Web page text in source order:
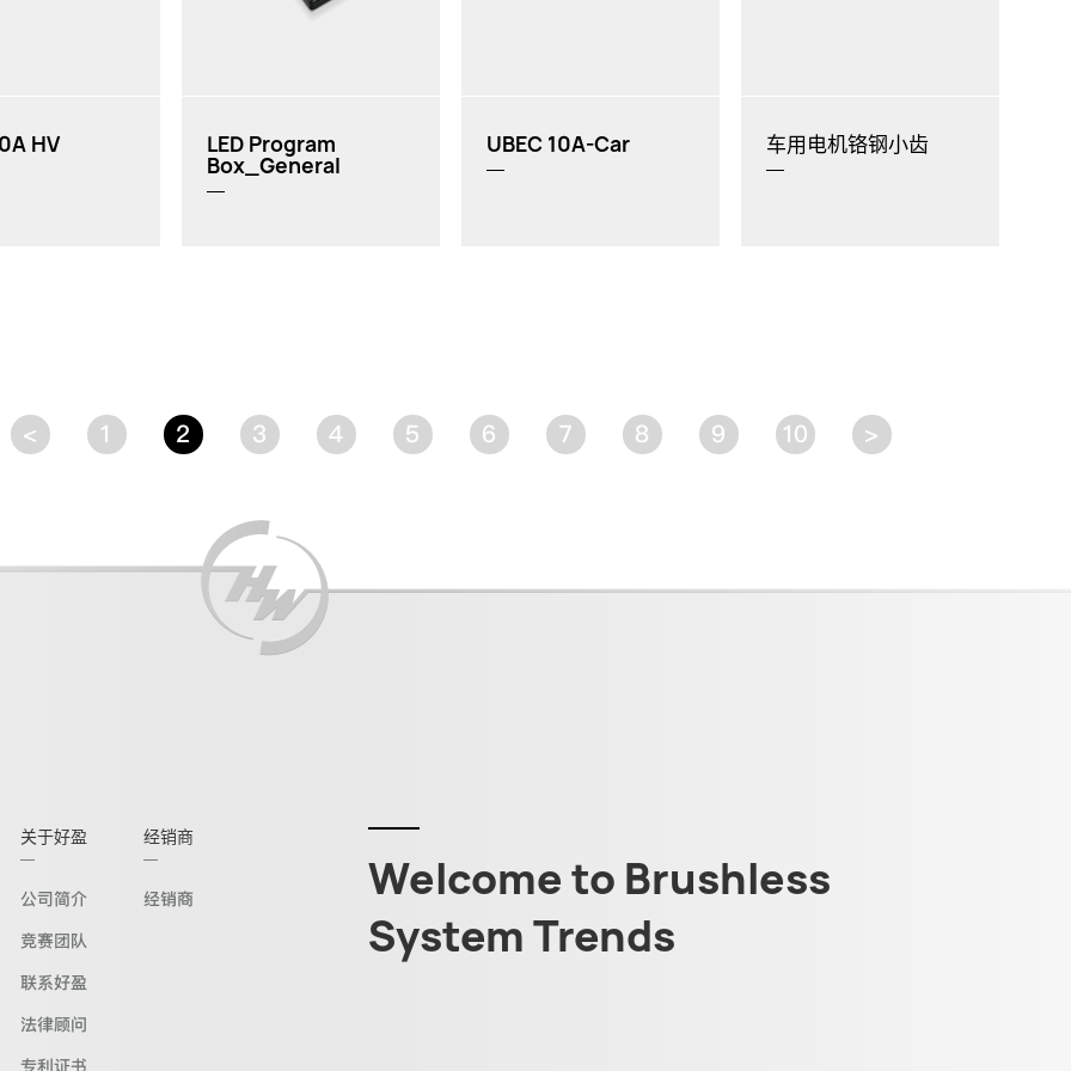
HV LED Program
Box_General
车模无刷电调：
Pro系列 UBEC 10A-Car 车用电机铬钢小齿
< 1 2 3 4 5 6 7 8 9 10 >
关于好盈
公司简介
竞赛团队
联系好盈
法律顾问
专利证书
经销商
经销商
Welcome to Brushless
System Trends